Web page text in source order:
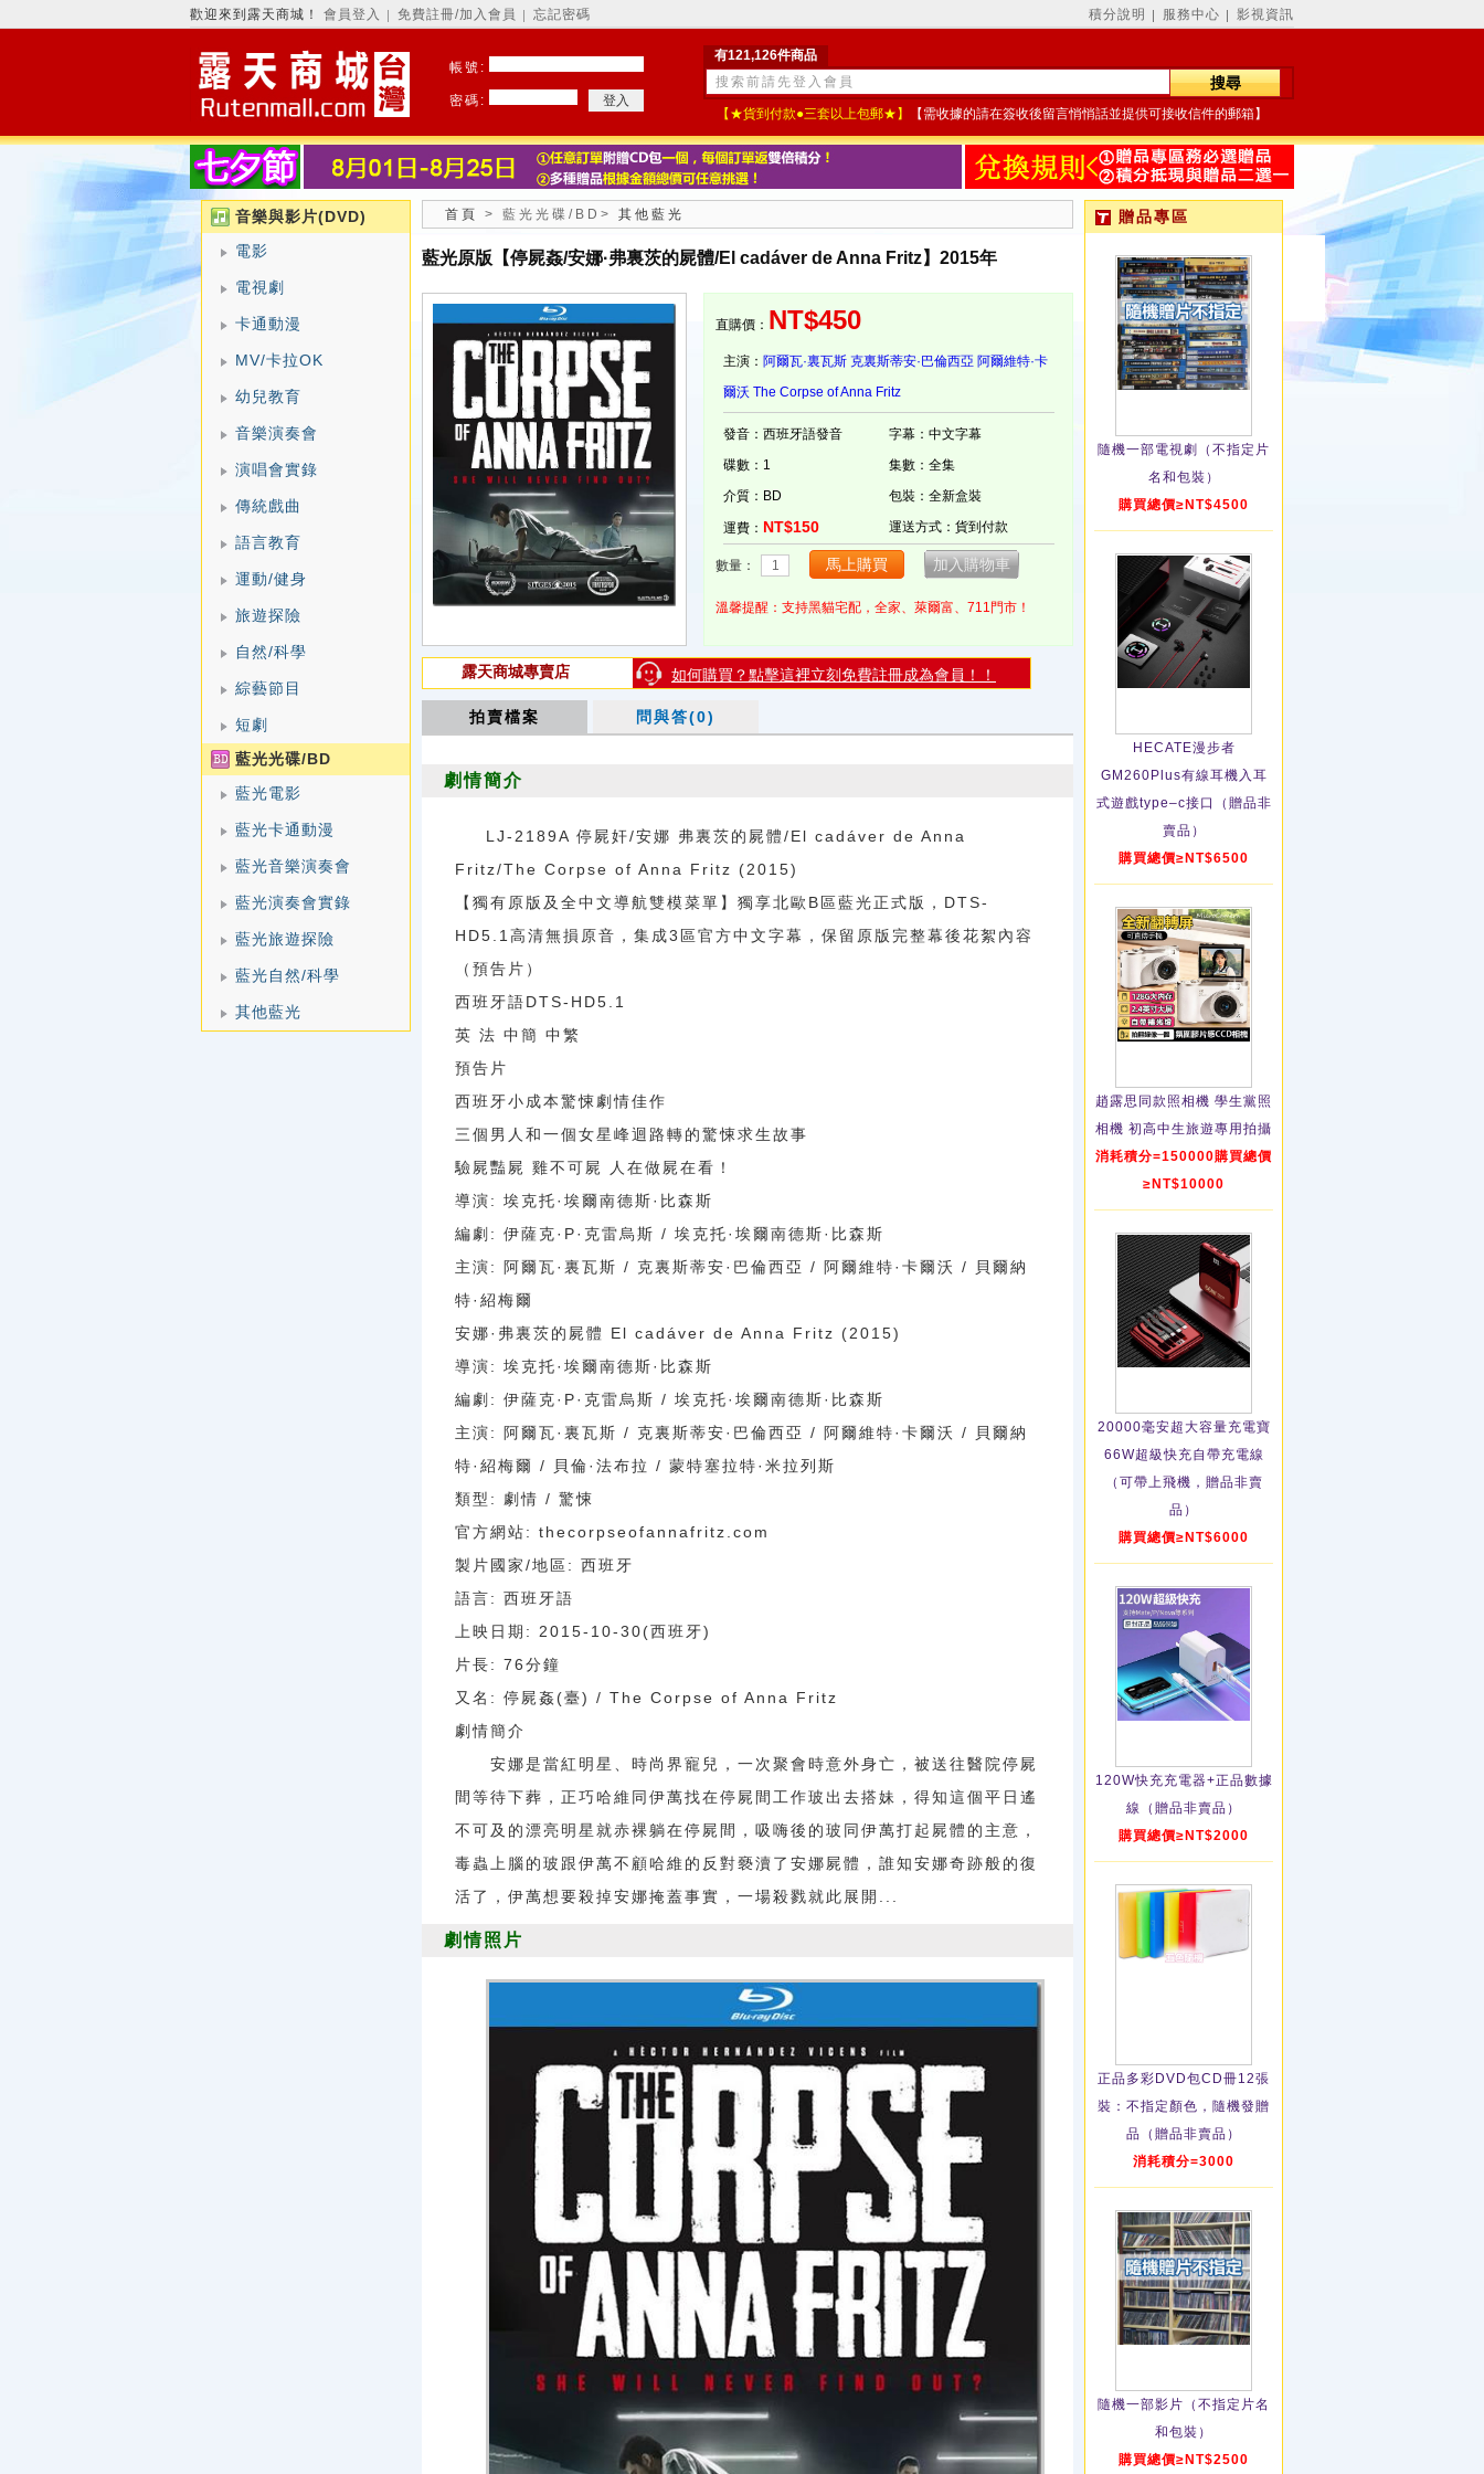
積分說明 服務中心 影視資訊
歡迎來到露天商城！ 會員登入 免費註冊/加入會員 忘記密碼
有121,126件商品
【★貨到付款●三套以上包郵★】 【需收據的請在簽收後留言悄悄話並提供可接收信件的郵箱】
帳號:
密碼:
音樂與影片(DVD)
電影
電視劇
卡通動漫
MV/卡拉OK
幼兒教育
音樂演奏會
演唱會實錄
傳統戲曲
語言教育
運動/健身
旅遊探險
自然/科學
綜藝節目
短劇
藍光光碟/BD
藍光電影
藍光卡通動漫
藍光音樂演奏會
藍光演奏會實錄
藍光旅遊探險
藍光自然/科學
其他藍光
首頁 > 藍光光碟/BD > 其他藍光
藍光原版【停屍姦/安娜·弗裏茨的屍體/El cadáver de Anna Fritz】2015年
直購價： NT$450
主演： 阿爾瓦·裏瓦斯 克裏斯蒂安·巴倫西亞 阿爾維特·卡
爾沃 The Corpse of Anna Fritz
發音：西班牙語發音
字幕：中文字幕
碟數：1
集數：全集
介質：BD
包裝：全新盒裝
運費： NT$150 運送方式：貨到付款
數量：
溫馨提醒：支持黑貓宅配，全家、萊爾富、711門市！
如何購買？點擊這裡立刻免費註冊成為會員！！
露天商城專賣店
拍賣檔案 問與答(0)
劇情簡介
LJ-2189A 停屍奸/安娜 弗裏茨的屍體/El cadáver de Anna
Fritz/The Corpse of Anna Fritz (2015)
【獨有原版及全中文導航雙模菜單】獨享北歐B區藍光正式版，DTS-
HD5.1高清無損原音，集成3區官方中文字幕，保留原版完整幕後花絮內容
（預告片）
西班牙語DTS-HD5.1
英 法 中簡 中繁
預告片
西班牙小成本驚悚劇情佳作
三個男人和一個女星峰迴路轉的驚悚求生故事
驗屍豔屍 雞不可屍 人在做屍在看！
導演: 埃克托·埃爾南德斯·比森斯
編劇: 伊薩克·P·克雷烏斯 / 埃克托·埃爾南德斯·比森斯
主演: 阿爾瓦·裏瓦斯 / 克裏斯蒂安·巴倫西亞 / 阿爾維特·卡爾沃 / 貝爾納
特·紹梅爾
安娜·弗裏茨的屍體 El cadáver de Anna Fritz (2015)
導演: 埃克托·埃爾南德斯·比森斯
編劇: 伊薩克·P·克雷烏斯 / 埃克托·埃爾南德斯·比森斯
主演: 阿爾瓦·裏瓦斯 / 克裏斯蒂安·巴倫西亞 / 阿爾維特·卡爾沃 / 貝爾納
特·紹梅爾 / 貝倫·法布拉 / 蒙特塞拉特·米拉列斯
類型: 劇情 / 驚悚
官方網站: thecorpseofannafritz.com
製片國家/地區: 西班牙
語言: 西班牙語
上映日期: 2015-10-30(西班牙)
片長: 76分鐘
又名: 停屍姦(臺) / The Corpse of Anna Fritz
劇情簡介
安娜是當紅明星、時尚界寵兒，一次聚會時意外身亡，被送往醫院停屍
間等待下葬，正巧哈維同伊萬找在停屍間工作玻出去搭妹，得知這個平日遙
不可及的漂亮明星就赤裸躺在停屍間，吸嗨後的玻同伊萬打起屍體的主意，
毒蟲上腦的玻跟伊萬不顧哈維的反對褻瀆了安娜屍體，誰知安娜奇跡般的復
活了，伊萬想要殺掉安娜掩蓋事實，一場殺戮就此展開...
劇情照片
贈品專區
隨機一部電視劇（不指定片
名和包裝）
購買總價≥NT$4500
HECATE漫步者
GM260Plus有線耳機入耳
式遊戲type–c接口（贈品非
賣品）
購買總價≥NT$6500
趙露思同款照相機 學生黨照
相機 初高中生旅遊專用拍攝
消耗積分=150000購買總價
≥NT$10000
20000毫安超大容量充電寶
66W超級快充自帶充電線
（可帶上飛機，贈品非賣
品）
購買總價≥NT$6000
120W快充充電器+正品數據
線（贈品非賣品）
購買總價≥NT$2000
正品多彩DVD包CD冊12張
裝：不指定顏色，隨機發贈
品（贈品非賣品）
消耗積分=3000
隨機一部影片（不指定片名
和包裝）
購買總價≥NT$2500